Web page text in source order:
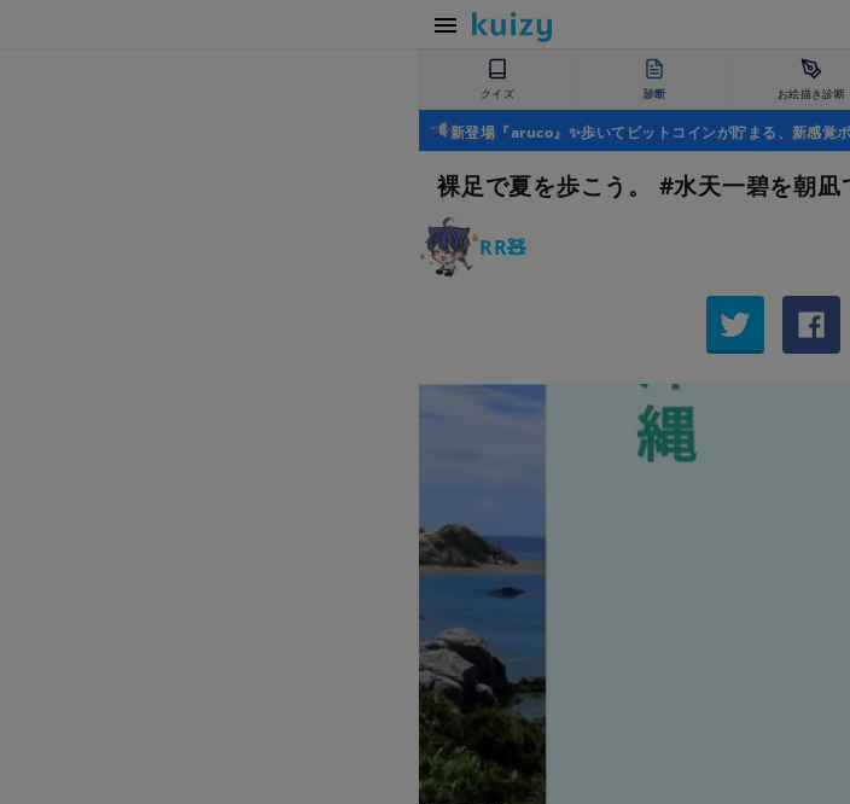
クイズ 診断 お絵描き診断
新登場『aruco』✨歩いてビットコインが貯まる、新感覚
裸足で夏を歩こう。 #水天一碧を朝
RR🧸